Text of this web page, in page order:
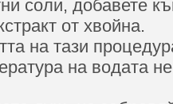
соли, добавете
от хвойна.
на тази
на водата